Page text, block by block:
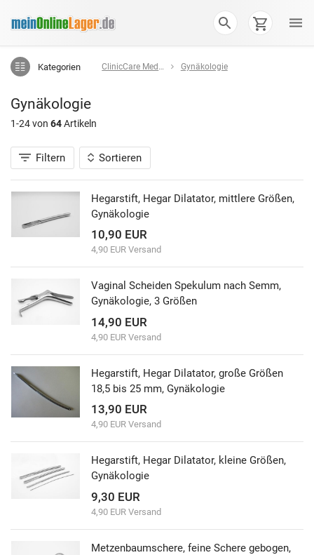
Kategorien ClinicCare Medizin - Labor - Pflege Gynäkologie
Gynäkologie
1-24 von 64Artikeln
Filtern Sortieren
Hegarstift, Hegar Dilatator, mittlere Größen,
Gynäkologie
10,90 EUR
4,90 EUR Versand
Vaginal Scheiden Spekulum nach Semm,
Gynäkologie, 3 Größen
14,90 EUR
4,90 EUR Versand
Hegarstift, Hegar Dilatator, große Größen
18,5 bis 25 mm, Gynäkologie
13,90 EUR
4,90 EUR Versand
Hegarstift, Hegar Dilatator, kleine Größen,
Gynäkologie
9,30 EUR
4,90 EUR Versand
Metzenbaumschere, feine Schere gebogen,